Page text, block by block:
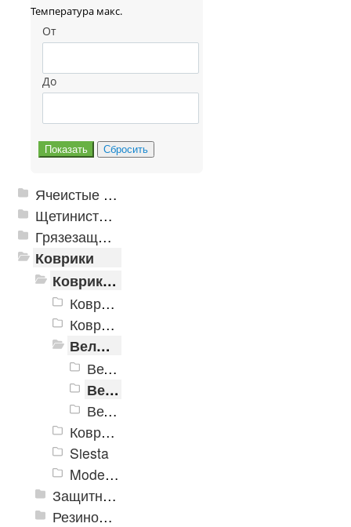
Температура макс.
От
До
Ячеистые грязезащитные покрытия
Щетинистые покрытия
Грязезащитные, влаговпитывающие покрытия
Коврики
Коврики влаговпитывающие
Коврики влаговпитывающие Velur
Коврики влаговпитывающие "Hall"
Велюровые дорожки
Велюровая дорожка ширина 800мм
Велюровая дорожка ширина 1000мм
Велюровая дорожка ширина 1200мм
Коврики Принтованные
Siesta
Modemo
Защитные коврики и лотки
Резиновые коврики